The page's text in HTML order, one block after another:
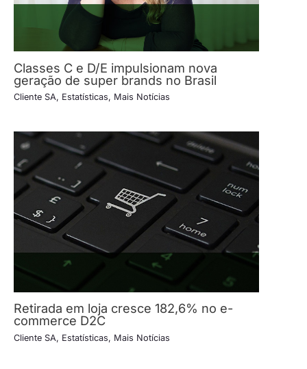
Classes C e D/E impulsionam nova
geração de super brands no Brasil
Cliente SA, Estatísticas, Mais Notícias
Retirada em loja cresce 182,6% no e-
commerce D2C
Cliente SA, Estatísticas, Mais Notícias